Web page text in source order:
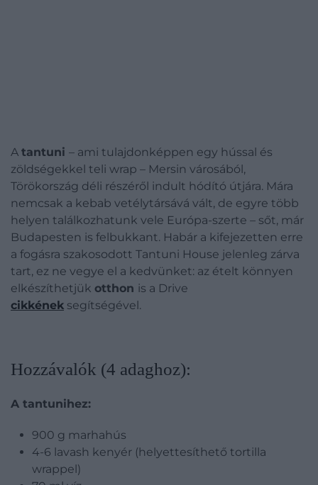
A tantuni – ami tulajdonképpen egy hússal és
zöldségekkel teli wrap – Mersin városából,
Törökország déli részéről indult hódító útjára. Mára
nemcsak a kebab vetélytársává vált, de egyre több
helyen találkozhatunk vele Európa-szerte – sőt, már
Budapesten is felbukkant. Habár a kifejezetten erre
a fogásra szakosodott Tantuni House jelenleg zárva
tart, ez ne vegye el a kedvünket: az ételt könnyen
elkészíthetjük otthon is a Drive
cikkének segítségével.
Hozzávalók (4 adaghoz):
A tantunihez:
900 g marhahús
4-6 lavash kenyér (helyettesíthető tortilla
wrappel)